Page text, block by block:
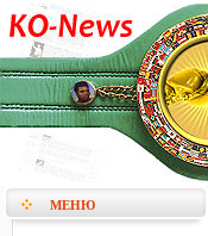
МЕНЮ